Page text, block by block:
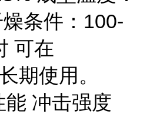
条件：100-
可在
期使用。
冲击强度